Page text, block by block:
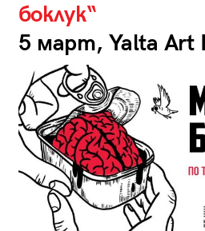
боклук“
5 март, Yalta Art